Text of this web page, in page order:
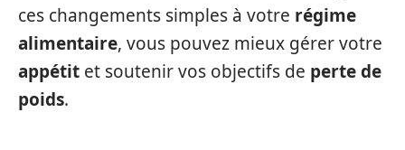
ces changements simples à votre régime
alimentaire, vous pouvez mieux gérer votre
appétit et soutenir vos objectifs de perte de
poids.